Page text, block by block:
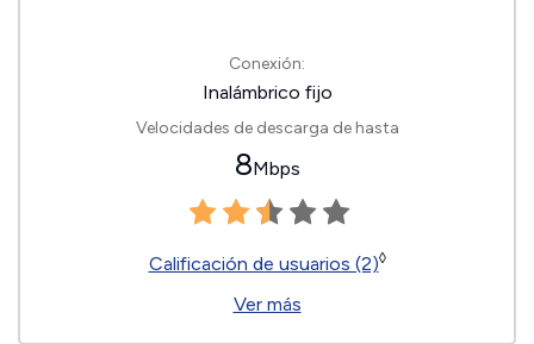
Conexión:
Inalámbrico fijo
Velocidades de descarga de hasta
8Mbps
Calificación de usuarios (2)◊
Ver más